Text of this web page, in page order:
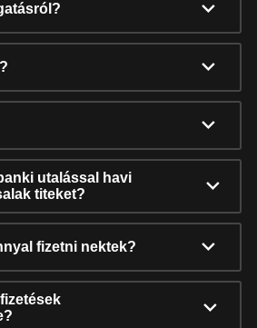
utalással havi
titeket?
fizetni nektek?